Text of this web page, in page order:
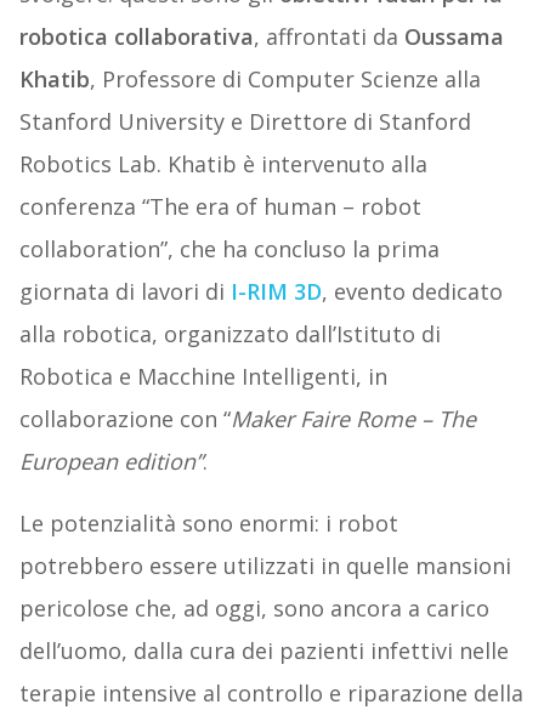
robotica collaborativa, affrontati da Oussama
Khatib, Professore di Computer Scienze alla
Stanford University e Direttore di Stanford
Robotics Lab. Khatib è intervenuto alla
conferenza “The era of human – robot
collaboration”, che ha concluso la prima
giornata di lavori di I-RIM 3D, evento dedicato
alla robotica, organizzato dall’Istituto di
Robotica e Macchine Intelligenti, in
collaborazione con “Maker Faire Rome – The
European edition”.
Le potenzialità sono enormi: i robot
potrebbero essere utilizzati in quelle mansioni
pericolose che, ad oggi, sono ancora a carico
dell’uomo, dalla cura dei pazienti infettivi nelle
terapie intensive al controllo e riparazione della